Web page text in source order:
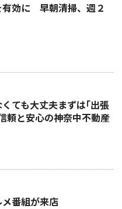
効に 早朝清掃、週２
ても大丈夫まずは｢出張
と安心の神奈中不動産
番組が来店